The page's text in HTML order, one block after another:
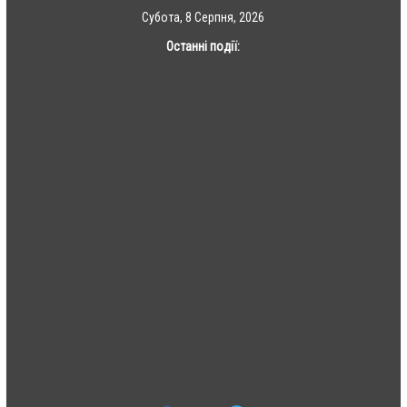
Субота, 8 Серпня, 2026
Останні події: